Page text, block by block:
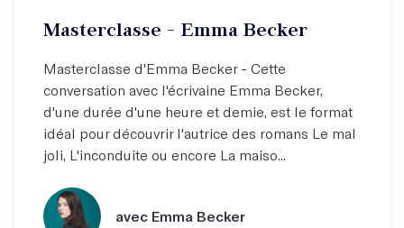
Masterclasse - Emma Becker
Masterclasse d'Emma Becker - Cette
conversation avec l'écrivaine Emma Becker,
d'une durée d'une heure et demie, est le format
idéal pour découvrir l'autrice des romans Le mal
joli, L'inconduite ou encore La maiso...
avec Emma Becker